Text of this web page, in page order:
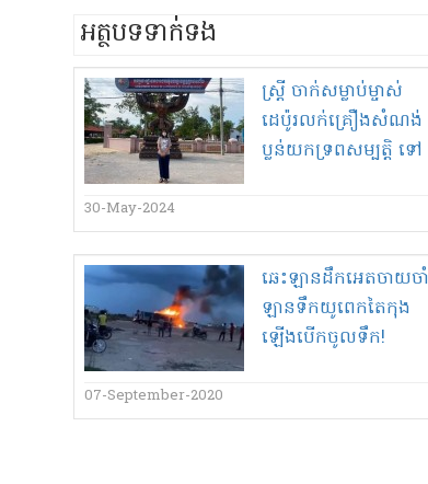
អត្ថបទទាក់ទង
ស្ត្រី ចាក់​សម្លាប់​ម្ចាស់​
ដេប៉ូរ​លក់​គ្រឿងសំណង់
ប្លន់​យក​ទ្រ​ព​សម្បត្តិ ទៅ​
ទេ​
30-May-2024
ឆេះ​ឡាន​ដឹក​អេតចាយ​ចាំ​
ឡានទឹក​យូ​ពេក​តៃកុង​
ឡើង​បើក​ចូល​ទឹក​!
07-September-2020